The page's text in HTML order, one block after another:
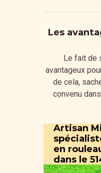
Les
Le fait de
avantageux
de cela,
convenu
Artisan
en
dans le